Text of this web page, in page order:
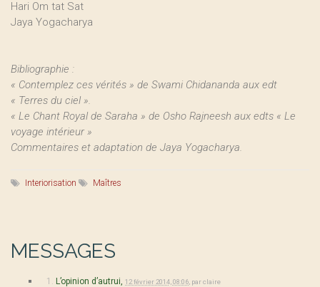
Hari Om tat Sat
Jaya Yogacharya
Bibliographie :
« Contemplez ces vérités » de Swami Chidananda aux edt
« Terres du ciel ».
« Le Chant Royal de Saraha » de Osho Rajneesh aux edts « Le
voyage intérieur »
Commentaires et adaptation de Jaya Yogacharya.
Interiorisation Maîtres
MESSAGES
1. L’opinion d’autrui, 12 février 2014, 08:06 parclaire